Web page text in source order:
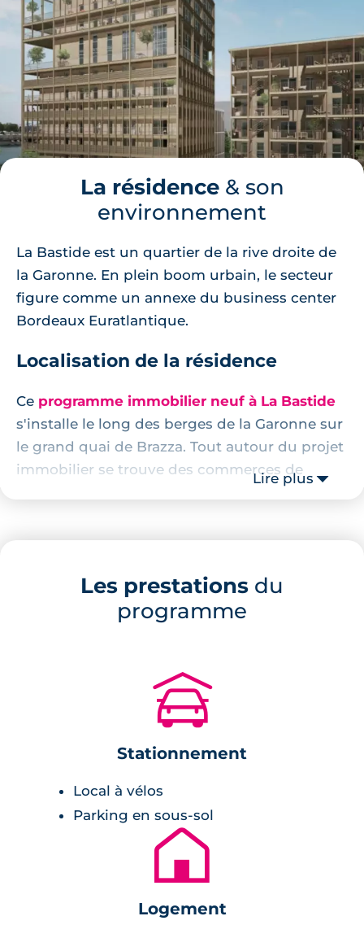
La résidence& son
environnement
La Bastide est un quartier de la rive droite de
la Garonne. En plein boom urbain, le secteur
figure comme un annexe du business center
Bordeaux Euratlantique.
Localisation de la résidence
Ce programme immobilier neuf à La Bastide
s'installe le long des berges de la Garonne sur
le grand quai de Brazza. Tout autour du projet
immobilier se trouve des commerces de
proximité tels que des boulangeries, des
pharmacies ou encore le jardin aux
Description de la résidence
logements sont intégrés au sein de 3 grande
immeubles de 10 ou 7 étages. Les façades des
bâtiments présentent des lignes
architecturales résolument modernes et
new-yorkais. Les façades s'ordonnent
verticalement à travers des séquences
parfaitement rythmées par de nombreuses
garde-corps et les multiples percées visuelles
Lire plus
Les prestations du
programme
🚗
Stationnement
Local à vélos
Parking en sous-sol
🏚
Logement